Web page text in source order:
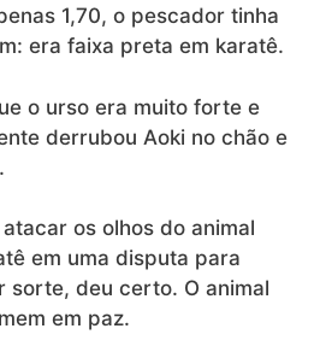
1,70, o pescador tinha
era faixa preta em karatê.
o urso era muito forte e
derrubou Aoki no chão e
os olhos do animal
em uma disputa para
sorte, deu certo. O animal
em paz.